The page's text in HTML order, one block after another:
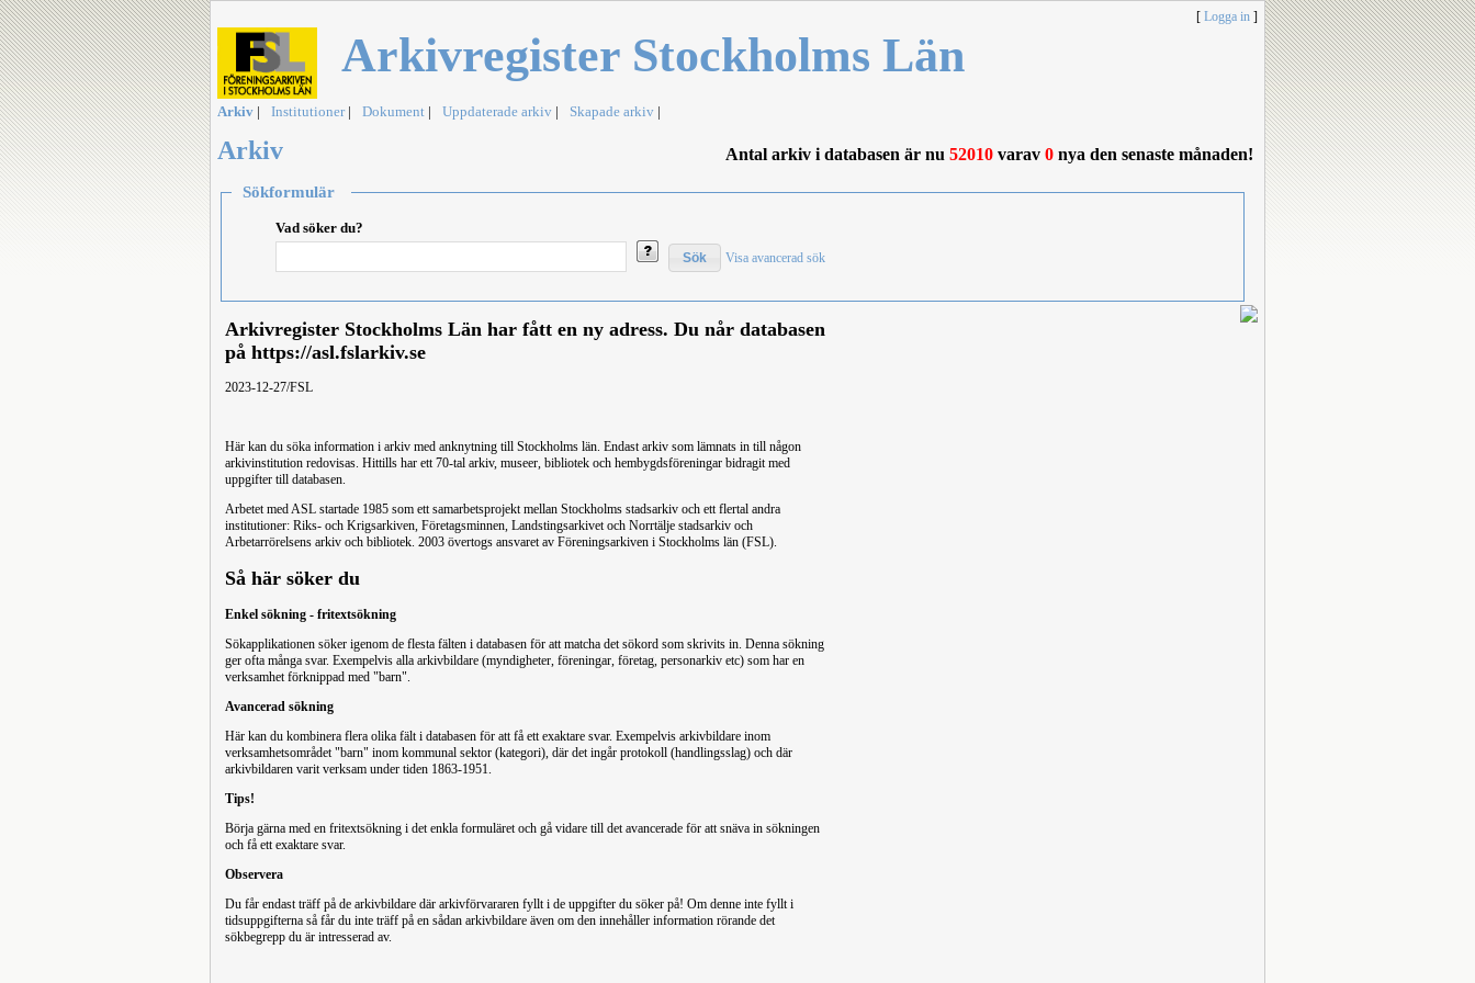
Arkivregister Stockholms Län
Arkiv | Institutioner| Dokument | Uppdaterade arkiv | Skapade arkiv |
[ Logga in ]
Antal arkiv i databasen är nu 52010 varav 0 nya den senaste månaden!
Arkiv
Sökformulär
Vad söker du?
Visa avancerad sök
Arkivregister Stockholms Län har fått en ny adress. Du når databasen
på https://asl.fslarkiv.se
2023-12-27/FSL
Här kan du söka information i arkiv med anknytning till Stockholms län. Endast arkiv som lämnats in till någon
arkivinstitution redovisas. Hittills har ett 70-tal arkiv, museer, bibliotek och hembygdsföreningar bidragit med
uppgifter till databasen.
Arbetet med ASL startade 1985 som ett samarbetsprojekt mellan Stockholms stadsarkiv och ett flertal andra
institutioner: Riks- och Krigsarkiven, Företagsminnen, Landstingsarkivet och Norrtälje stadsarkiv och
Arbetarrörelsens arkiv och bibliotek. 2003 övertogs ansvaret av Föreningsarkiven i Stockholms län (FSL).
Så här söker du
Enkel sökning - fritextsökning
Sökapplikationen söker igenom de flesta fälten i databasen för att matcha det sökord som skrivits in. Denna sökning
ger ofta många svar. Exempelvis alla arkivbildare (myndigheter, föreningar, företag, personarkiv etc) som har en
verksamhet förknippad med "barn".
Avancerad sökning
Här kan du kombinera flera olika fält i databasen för att få ett exaktare svar. Exempelvis arkivbildare inom
verksamhetsområdet "barn" inom kommunal sektor (kategori), där det ingår protokoll (handlingsslag) och där
arkivbildaren varit verksam under tiden 1863-1951.
Tips!
Börja gärna med en fritextsökning i det enkla formuläret och gå vidare till det avancerade för att snäva in sökningen
och få ett exaktare svar.
Observera
Du får endast träff på de arkivbildare där arkivförvararen fyllt i de uppgifter du söker på! Om denne inte fyllt i
tidsuppgifterna så får du inte träff på en sådan arkivbildare även om den innehåller information rörande det
sökbegrepp du är intresserad av.